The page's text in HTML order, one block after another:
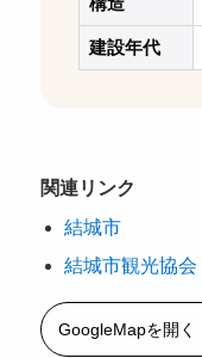
建設年代
関連リンク
結城市
結城市観光協会
GoogleMapを開く